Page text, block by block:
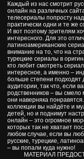
Каждый из нас смотрит
онлайн на различных
телесериалы попросту
практически одни и те же
И вот поэтому зрителям
интересного. Для это
латиноамериканские
внимание на то, что на
турецкие сериалы в
кто любит смотреть
интересное, а именно –
больше степени подходят
аудитории, так что, если
родственников – вы смело
они наверняка
коллекции вы найдёте и
детей, но и поднимут
онлайн – это огромное
которых так не хватает
любом случае, если вы
русские, турецкие,
– вы попали куда нужно!
МАТЕРИАЛ